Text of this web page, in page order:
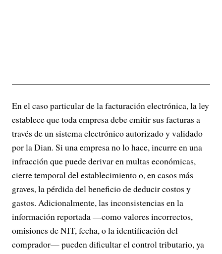
En el caso particular de la facturación electrónica, la ley
establece que toda empresa debe emitir sus facturas a
través de un sistema electrónico autorizado y validado
por la Dian. Si una empresa no lo hace, incurre en una
infracción que puede derivar en multas económicas,
cierre temporal del establecimiento o, en casos más
graves, la pérdida del beneficio de deducir costos y
gastos. Adicionalmente, las inconsistencias en la
información reportada —como valores incorrectos,
omisiones de NIT, fecha, o la identificación del
comprador— pueden dificultar el control tributario, ya